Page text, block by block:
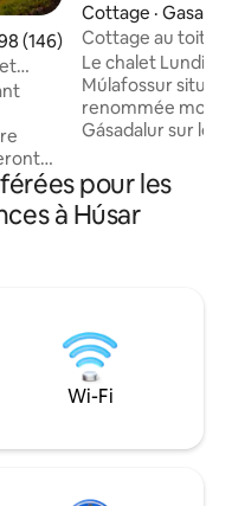
moyenne de 4,98 sur 5,
(146)
dans
Cottage ·
Cottage au toit
cascade de
Le chalet Lundi
Múlafossur situés
renommée
Gásadalur sur les
aéroport des îles,
cafés ainsi que
féroïens les plus
moutons, les
Highlands - le
rivière qui mène à
pour les
à Húsar
Wi-Fi